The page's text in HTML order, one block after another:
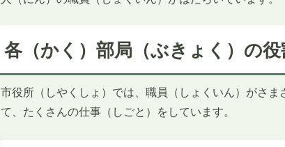
各（かく）部局（ぶきょく）の役
市役所（しやくしょ）では、職員（しょくいん）がさ
て、たくさんの仕事（しごと）をしています。